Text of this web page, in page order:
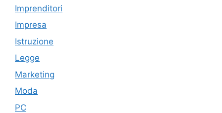
Imprenditori
Impresa
Istruzione
Legge
Marketing
Moda
PC